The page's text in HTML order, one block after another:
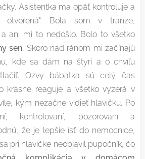
Asistentka ma opäť kontroluje a
otvorená". Bola som v tranze,
ani mi to nedošlo. Bolo to všetko
sen. Skoro nad ránom mi začínajú
kde sa dám na štyri a o chvíľu
Ozvy bábätka sú celý čas
krásne reaguje a všetko vyzerá v
kým nezačne vidieť hlavičku. Po
kontrolovaní, pozorovaní a
že je lepšie ísť do nemocnice,
pri hlavičke neobjavil pupočník, čo